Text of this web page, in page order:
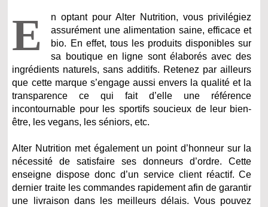
E
n optant pour Alter Nutrition, vous privilégiez
assurément une alimentation saine, efficace et
bio. En effet, tous les produits disponibles sur
sa boutique en ligne sont élaborés avec des
ingrédients naturels, sans additifs. Retenez par ailleurs
que cette marque s’engage aussi envers la qualité et la
transparence ce qui fait d’elle une référence
incontournable pour les sportifs soucieux de leur bien-
être, les vegans, les séniors, etc.
Alter Nutrition met également un point d’honneur sur la
nécessité de satisfaire ses donneurs d’ordre. Cette
enseigne dispose donc d’un service client réactif. Ce
dernier traite les commandes rapidement afin de garantir
une livraison dans les meilleurs délais. Vous pouvez